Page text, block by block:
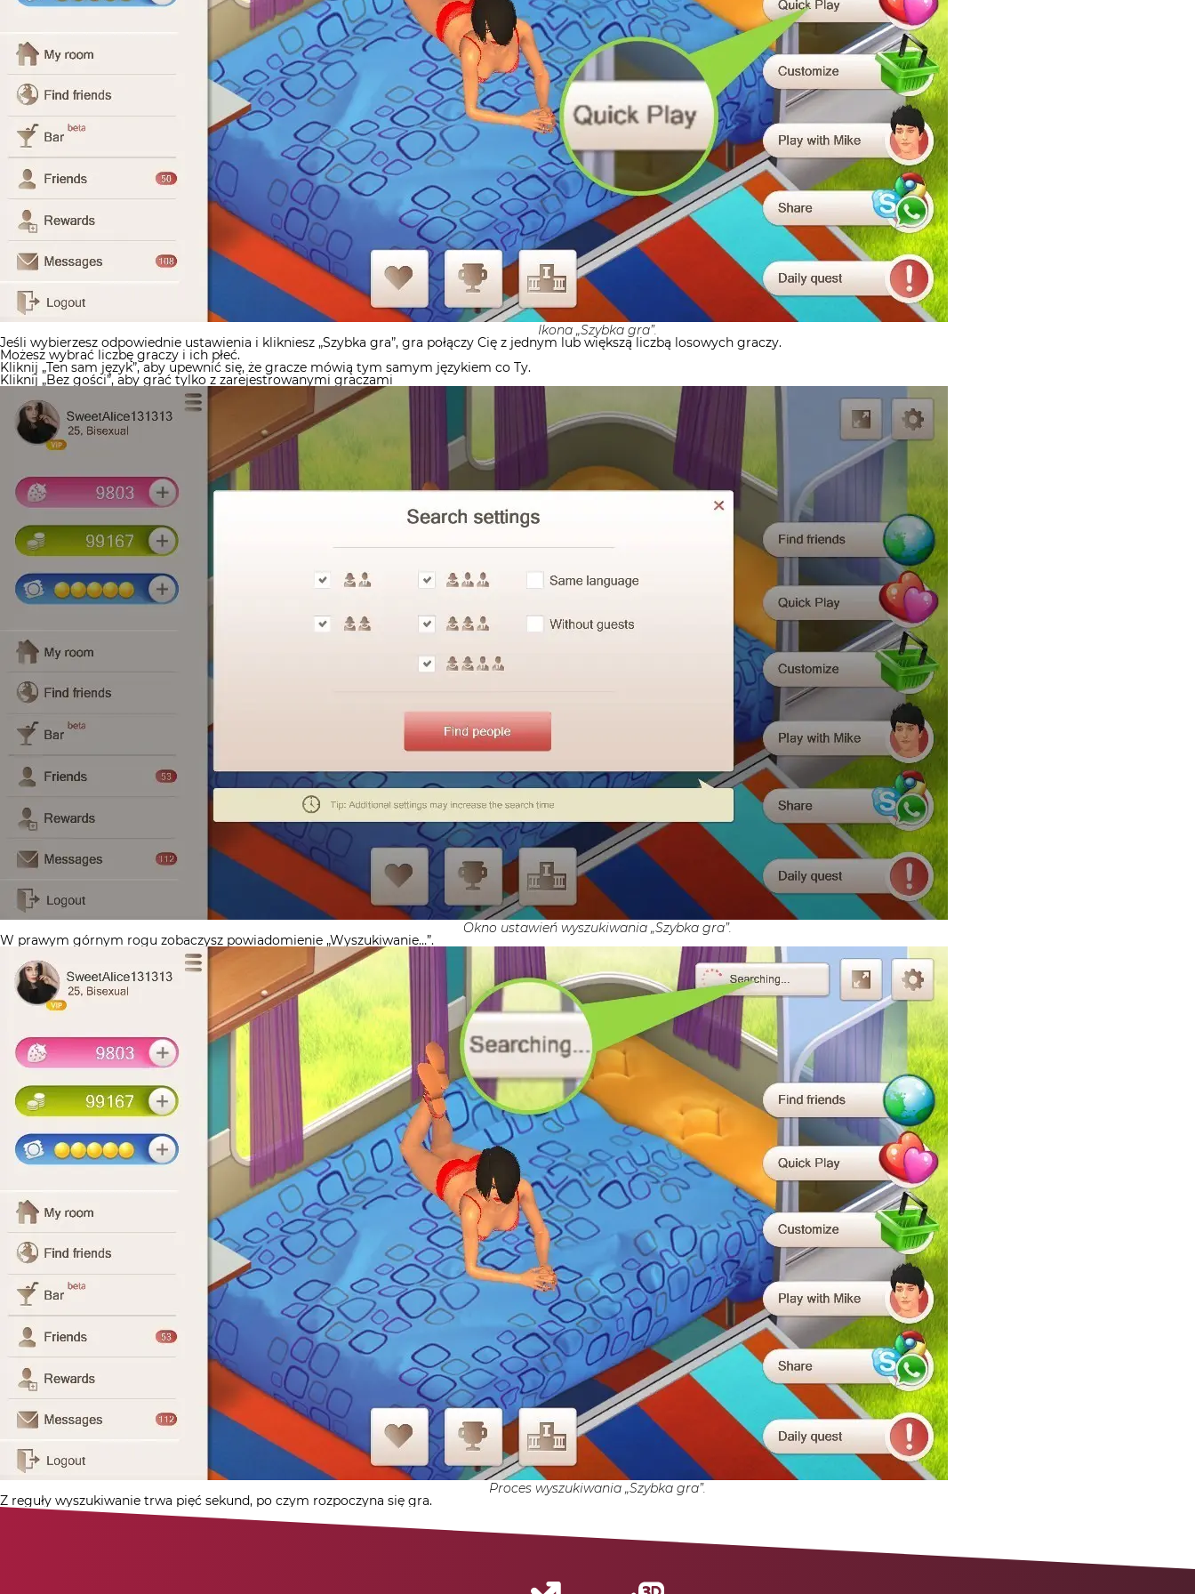
Ikona „Szybka gra”.
Jeśli wybierzesz odpowiednie ustawienia i klikniesz „Szybka gra”, gra połączy Cię z jednym lub większą liczbą losowych graczy.
Możesz wybrać liczbę graczy i ich płeć.
Kliknij „Ten sam język”, aby upewnić się, że gracze mówią tym samym językiem co Ty.
Kliknij „Bez gości”, aby grać tylko z zarejestrowanymi graczami
Okno ustawień wyszukiwania „Szybka gra”.
W prawym górnym rogu zobaczysz powiadomienie „Wyszukiwanie…”.
Proces wyszukiwania „Szybka gra”.
Z reguły wyszukiwanie trwa pięć sekund, po czym rozpoczyna się gra.